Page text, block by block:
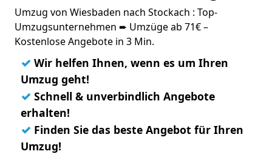
Umzug von Wiesbaden nach Stockach : Top-
Umzugsunternehmen ➨ Umzüge ab 71€ –
Kostenlose Angebote in 3 Min.
✓ Wir helfen Ihnen, wenn es um Ihren
Umzug geht!
✓ Schnell & unverbindlich Angebote
erhalten!
✓ Finden Sie das beste Angebot für Ihren
Umzug!